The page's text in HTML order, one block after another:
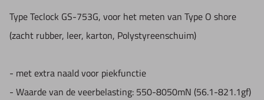
Type Teclock GS-753G, voor het meten van Type O shore
(zacht rubber, leer, karton, Polystyreenschuim)
- met extra naald voor piekfunctie
- Waarde van de veerbelasting: 550-8050mN (56.1-821.1gf)